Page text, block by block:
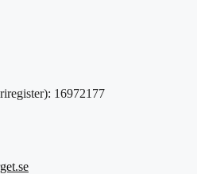
16972177